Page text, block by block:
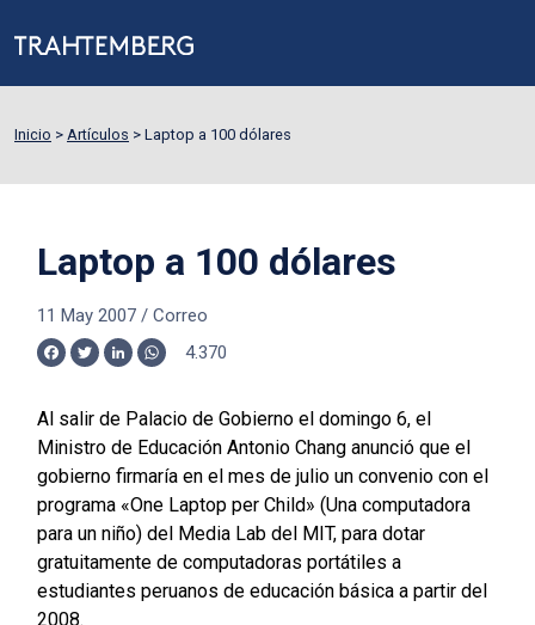
Inicio > Artículos > Laptop a 100 dólares
Laptop a 100 dólares
11 May 2007/ Correo
Facebook
TwitterLinkedInWhatsApp
4.370
Al salir de Palacio de Gobierno el domingo 6, el
Ministro de Educación Antonio Chang anunció que el
gobierno firmaría en el mes de julio un convenio con el
programa «One Laptop per Child» (Una computadora
para un niño) del Media Lab del MIT, para dotar
gratuitamente de computadoras portátiles a
estudiantes peruanos de educación básica a partir del
2008.